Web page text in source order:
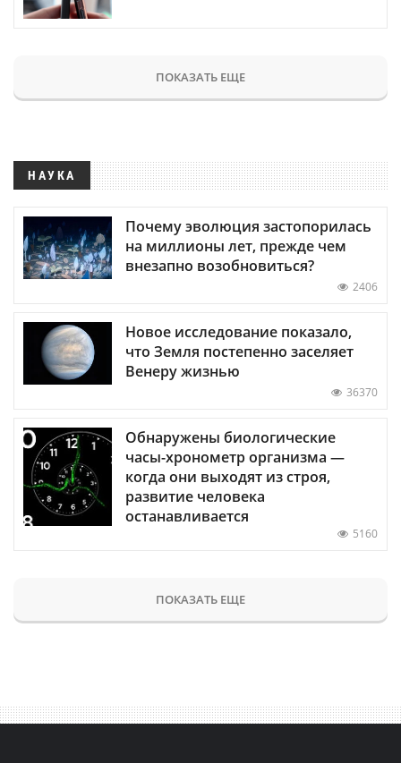
ПОКАЗАТЬ ЕЩЕ
НАУКА
Почему эволюция застопорилась
на миллионы лет, прежде чем
внезапно возобновиться?
2406
Новое исследование показало,
что Земля постепенно заселяет
Венеру жизнью
36370
Обнаружены биологические
часы-хронометр организма —
когда они выходят из строя,
развитие человека
останавливается
5160
ПОКАЗАТЬ ЕЩЕ